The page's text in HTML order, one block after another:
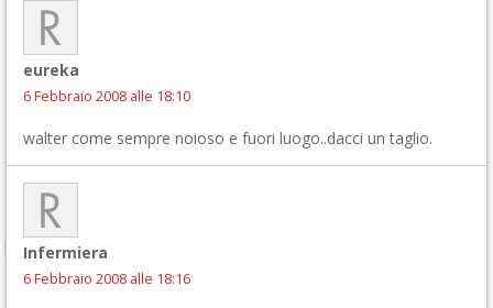
eureka
6 Febbraio 2008 alle 18:10
walter come sempre noioso e fuori luogo..dacci un taglio.
Infermiera
6 Febbraio 2008 alle 18:16